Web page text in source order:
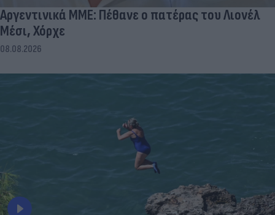
Αργεντινικά ΜΜΕ: Πέθανε ο πατέρας του Λιονέλ
Μέσι, Χόρχε
08.08.2026